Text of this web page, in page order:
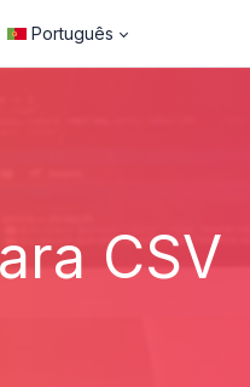
Português
CSV